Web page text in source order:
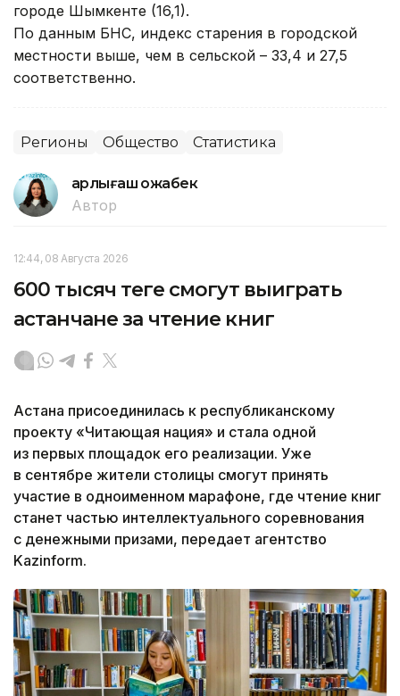
городе Шымкенте (16,1).
По данным БНС, индекс старения в городской
местности выше, чем в сельской – 33,4 и 27,5
соответственно.
Регионы Общество Статистика
Қарлығаш Қожабек
Автор
12:44, 08 Августа 2026
600 тысяч теңге смогут выиграть
астанчане за чтение книг
Астана присоединилась к республиканскому
проекту «Читающая нация» и стала одной
из первых площадок его реализации. Уже
в сентябре жители столицы смогут принять
участие в одноименном марафоне, где чтение книг
станет частью интеллектуального соревнования
с денежными призами, передает агентство
Kazinform.